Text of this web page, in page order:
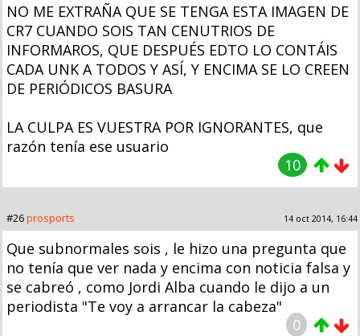
NO ME EXTRAÑA QUE SE TENGA ESTA IMAGEN DE
CR7 CUANDO SOIS TAN CENUTRIOS DE
INFORMAROS, QUE DESPUÉS EDTO LO CONTÁIS
CADA UNK A TODOS Y ASÍ, Y ENCIMA SE LO CREEN
DE PERIÓDICOS BASURA
LA CULPA ES VUESTRA POR IGNORANTES, que
razón tenía ese usuario
10
#26prosports 14 oct 2014, 16:44
Que subnormales sois , le hizo una pregunta que
no tenía que ver nada y encima con noticia falsa y
se cabreó , como Jordi Alba cuando le dijo a un
periodista "Te voy a arrancar la cabeza"
0